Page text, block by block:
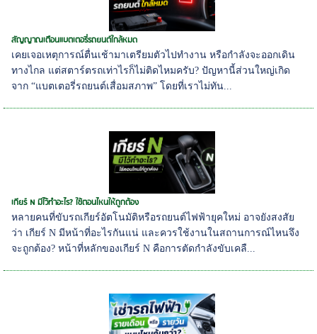
สัญญาณเตือนแบตเตอรี่รถยนต์ใกล้หมด
เคยเจอเหตุการณ์ตื่นเช้ามาเตรียมตัวไปทำงาน หรือกำลังจะออกเดิน
ทางไกล แต่สตาร์ตรถเท่าไรก็ไม่ติดไหมครับ? ปัญหานี้ส่วนใหญ่เกิด
จาก “แบตเตอรี่รถยนต์เสื่อมสภาพ” โดยที่เราไม่ทัน...
เกียร์ N มีไว้ทำอะไร? ใช้ตอนไหนให้ถูกต้อง
หลายคนที่ขับรถเกียร์อัตโนมัติหรือรถยนต์ไฟฟ้ายุคใหม่ อาจยังสงสัย
ว่า เกียร์ N มีหน้าที่อะไรกันแน่ และควรใช้งานในสถานการณ์ไหนจึง
จะถูกต้อง? หน้าที่หลักของเกียร์ N คือการตัดกำลังขับเคลื...